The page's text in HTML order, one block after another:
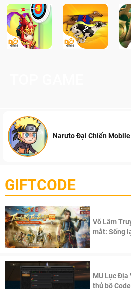
Naruto Đại Chiến Mobile
GIFTCODE
Võ Lâm
mắt: Sống
MU Lục Địa
thủ bộ